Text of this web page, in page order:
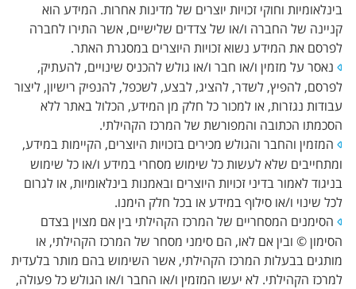
בינלאומיות וחוקי זכויות יוצרים של מדינות אחרות. המידע הוא
קניינה של החברה ו/או של צדדים שלישיים, אשר התירו לחברה
לפרסם את המידע נשוא זכויות היוצרים במסגרת האתר.
נאסר על מזמין ו/או חבר ו/או גולש להכניס שינויים, להעתיק,
לפרסם, להפיץ, לשדר, להציג, לבצע, לשכפל, להנפיק רישיון, ליצור
עבודות נגזרות, או למכור כל חלק מן המידע, הכלול באתר ללא
הסכמתו הכתובה והמפורשת של המרכז הקהילתי.
המזמין והחבר והגולש מכירים בזכויות היוצרים, הקיימות במידע,
ומתחייבים שלא לעשות כל שימוש מסחרי במידע ו/או כל שימוש
בניגוד לאמור בדיני זכויות היוצרים ובאמנות בינלאומיות, או לגרום
לכל שינוי ו/או סילוף במידע או בכל חלק הימנו.
הסימנים המסחריים של המרכז הקהילתי בין אם מצוין בצדם
הסימון © ובין אם לאו, הם סימני מסחר של המרכז הקהילתי, או
מותגים בבעלות המרכז הקהילתי, אשר השימוש בהם מותר בלעדית
למרכז הקהילתי. לא יעשו המזמין ו/או החבר ו/או הגולש כל פעולה,